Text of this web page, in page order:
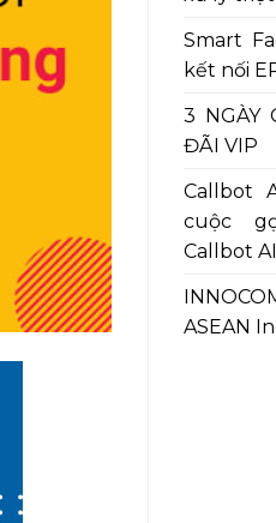
Smart
kết nối
3 NGÀY
ĐÃI VIP
Callbot
cuộc
Callbot AI
ASEAN